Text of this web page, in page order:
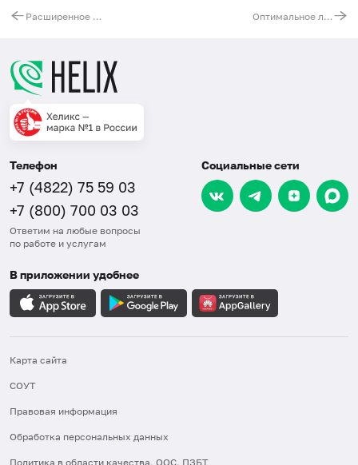
Расширенное лабораторное обследование женщин до 45 лет Оптимальное лабораторное обследование женщин после 45 лет
Телефон
+7 (4822) 75 59 03
+7 (800) 700 03 03
Ответим на любые вопросы
по работе и услугам
Социальные сети
В приложении удобнее
Карта сайта
СОУТ
Правовая информация
Обработка персональных данных
Политика в области качества, ООС, ПЗБТ